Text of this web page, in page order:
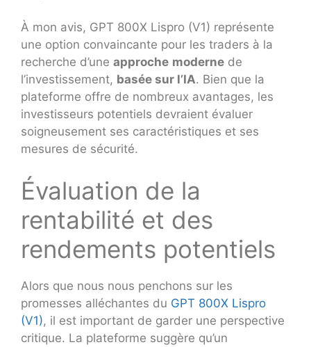
À mon avis, GPT 800X Lispro (V1) représente
une option convaincante pour les traders à la
recherche d’une approche moderne de
l’investissement, basée sur l’IA. Bien que la
plateforme offre de nombreux avantages, les
investisseurs potentiels devraient évaluer
soigneusement ses caractéristiques et ses
mesures de sécurité.
Évaluation de la
rentabilité et des
rendements potentiels
Alors que nous nous penchons sur les
promesses alléchantes du GPT 800X Lispro
(V1), il est important de garder une perspective
critique. La plateforme suggère qu’un